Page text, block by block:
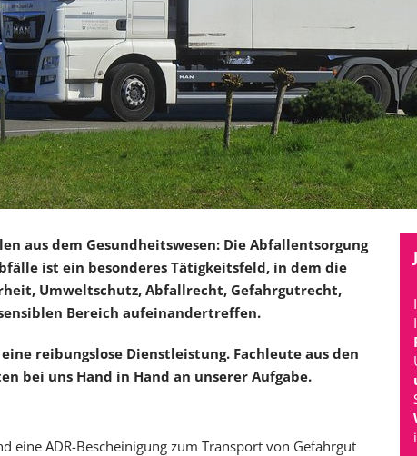
aus dem Gesundheitswesen: Die Abfallentsorgung
ist ein besonderes Tätigkeitsfeld, in dem die
Umweltschutz, Abfallrecht, Gefahrgutrecht,
Bereich aufeinandertreffen.
reibungslose Dienstleistung. Fachleute aus den
bei uns Hand in Hand an unserer Aufgabe.
eine ADR-Bescheinigung zum Transport von Gefahrgut